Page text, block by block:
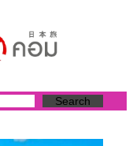
Search